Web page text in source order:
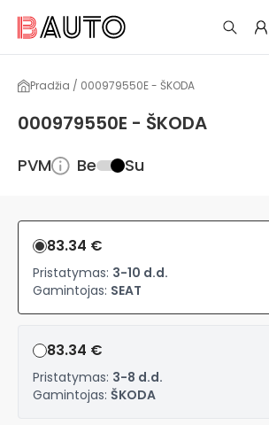
Pradžia / 000979550E - ŠKODA
000979550E - ŠKODA
PVM Be Su
83.34 €
Pristatymas: 3-10 d.d.
Gamintojas: SEAT
83.34 €
Pristatymas: 3-8 d.d.
Gamintojas: ŠKODA